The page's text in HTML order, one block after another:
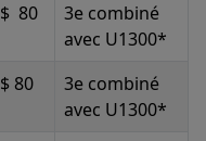
$ 80
3e combiné
avec U1300*
$ 80
3e combiné
avec U1300*